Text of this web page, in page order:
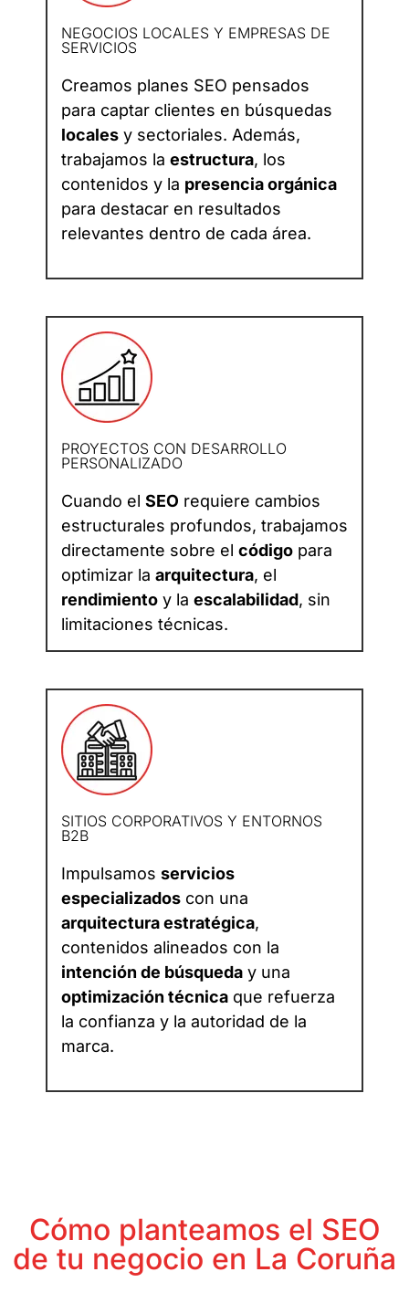
NEGOCIOS LOCALES Y EMPRESAS DE
SERVICIOS
Creamos planes SEO pensados
para captar clientes en búsquedas
locales y sectoriales. Además,
trabajamos la estructura, los
contenidos y la presencia orgánica
para destacar en resultados
relevantes dentro de cada área.
PROYECTOS CON DESARROLLO
PERSONALIZADO
Cuando el SEO requiere cambios
estructurales profundos, trabajamos
directamente sobre el código para
optimizar la arquitectura, el
rendimiento y la escalabilidad, sin
limitaciones técnicas.
SITIOS CORPORATIVOS Y ENTORNOS
B2B
Impulsamos servicios
especializados con una
arquitectura estratégica,
contenidos alineados con la
intención de búsqueda y una
optimización técnica que refuerza
la confianza y la autoridad de la
marca.
Cómo planteamos el SEO
de tu negocio en La Coruña